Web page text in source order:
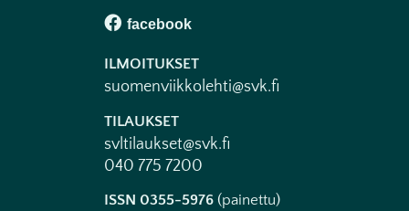
ILMOITUKSET
suomenviikkolehti@svk.fi
TILAUKSET
svltilaukset@svk.fi
040 775 7200
ISSN 0355-5976 (painettu)